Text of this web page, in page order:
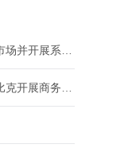
【中国铁建党委常委、副总裁孙立强调研巴新市场并开展系列商务活动】
【中铁国际董事长毕彦春赴马达加斯加、莫桑比克开展商务活动并调研指导国别工作】